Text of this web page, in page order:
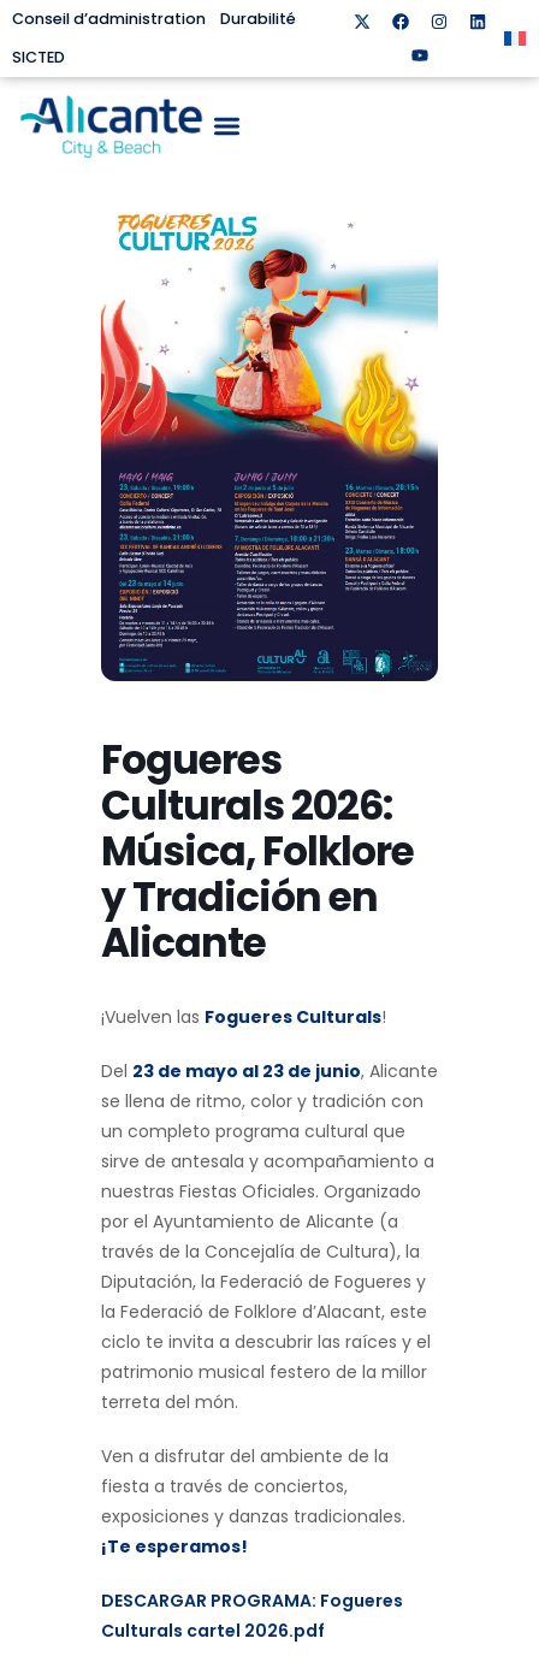
Conseil d’administration
Durabilité
SICTED
Fogueres
Culturals 2026:
Música, Folklore
y Tradición en
Alicante
¡Vuelven las Fogueres Culturals!
Del 23 de mayo al 23 de junio, Alicante
se llena de ritmo, color y tradición con
un completo programa cultural que
sirve de antesala y acompañamiento a
nuestras Fiestas Oficiales. Organizado
por el Ayuntamiento de Alicante (a
través de la Concejalía de Cultura), la
Diputación, la Federació de Fogueres y
la Federació de Folklore d’Alacant, este
ciclo te invita a descubrir las raíces y el
patrimonio musical festero de la millor
terreta del món.
Ven a disfrutar del ambiente de la
fiesta a través de conciertos,
exposiciones y danzas tradicionales.
¡Te esperamos!
DESCARGAR PROGRAMA: Fogueres
Culturals cartel 2026.pdf